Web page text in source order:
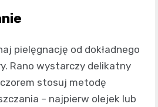
pielęgnację od dokładnego
Rano wystarczy delikatny
stosuj metodę
– najpierw olejek lub